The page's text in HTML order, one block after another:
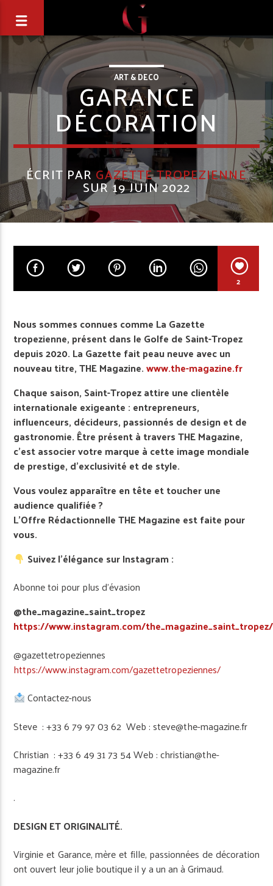
ART & DECO
GARANCE
DÉCORATION
ÉCRIT PARGAZETTE TROPEZIENNE
SUR 19 JUIN 2022
2
Nous sommes connues comme La Gazette
tropezienne, présent dans le Golfe de Saint-Tropez
depuis 2020. La Gazette fait peau neuve avec un
nouveau titre, THE Magazine.www.the-magazine.fr
Chaque saison, Saint-Tropez attire une clientèle
internationale exigeante : entrepreneurs,
influenceurs, décideurs, passionnés de design et de
gastronomie. Être présent à travers THE Magazine,
c’est associer votre marque à cette image mondiale
de prestige, d’exclusivité et de style.
Vous voulez apparaître en tête et toucher une
audience qualifiée ?
L’Offre Rédactionnelle THE Magazine est faite pour
vous.
Suivez l’élégance sur Instagram :
Abonne toi pour plus d’évasion
@the_magazine_saint_tropez
https://www.instagram.com/the_magazine_saint_tropez/
@gazettetropeziennes
https://www.instagram.com/gazettetropeziennes/
Contactez-nous
Steve : +33 6 79 97 03 62 Web : steve@the-magazine.fr
Christian : +33 6 49 31 73 54 Web : christian@the-
magazine.fr
.
DESIGN ET ORIGINALITÉ.
Virginie et Garance, mère et fille, passionnées de décoration
ont ouvert leur jolie boutique il y a un an à Grimaud.